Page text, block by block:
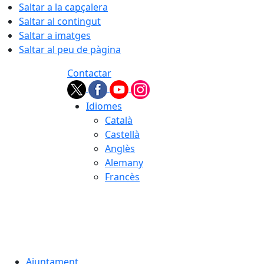
Saltar a la capçalera
Saltar al contingut
Saltar a imatges
Saltar al peu de pàgina
Contactar
Idiomes
Català
Castellà
Anglès
Alemany
Francès